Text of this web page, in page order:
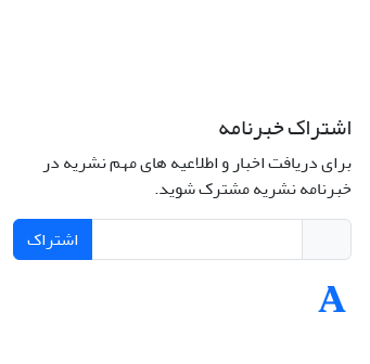
اشتراک خبرنامه
برای دریافت اخبار و اطلاعیه های مهم نشریه در
خبرنامه نشریه مشترک شوید.
اشتراک